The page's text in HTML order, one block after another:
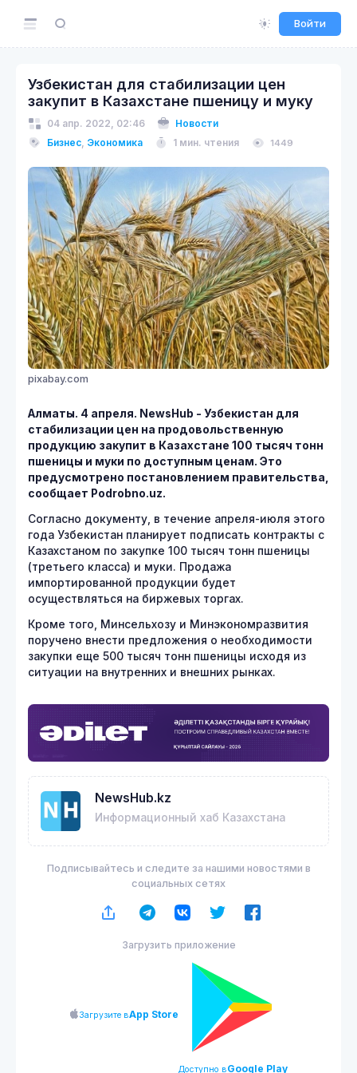
Войти
Узбекистан для стабилизации цен
закупит в Казахстане пшеницу и муку
04 апр. 2022, 02:46
Новости
Бизнес, Экономика 1 мин. чтения 1449
pixabay.com
Алматы. 4 апреля. NewsHub - Узбекистан для
стабилизации цен на продовольственную
продукцию закупит в Казахстане 100 тысяч тонн
пшеницы и муки по доступным ценам. Это
предусмотрено постановлением правительства,
сообщает Podrobno.uz.
Согласно документу, в течение апреля-июля этого
года Узбекистан планирует подписать контракты с
Казахстаном по закупке 100 тысяч тонн пшеницы
(третьего класса) и муки. Продажа
импортированной продукции будет
осуществляться на биржевых торгах.
Кроме того, Минсельхозу и Минэкономразвития
поручено внести предложения о необходимости
закупки еще 500 тысяч тонн пшеницы исходя из
ситуации на внутренних и внешних рынках.
NewsHub.kz
Информационный хаб Казахстана
Подписывайтесь и следите за нашими новостями в
социальных сетях
Загрузить приложение
Загрузите вApp Store
Доступно вGoogle Play